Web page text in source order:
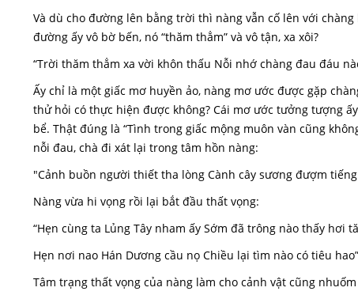
Và dù cho đường lên bằng trời thì nàng vẫn cố lên với
đường ấy vô bờ bến, nó “thăm thẳm” và vô tận, xa xôi?
“Trời thăm thẳm xa vời khôn thấu Nỗi nhớ chàng đau đáu
Ấy chỉ là một giấc mơ huyền ảo, nàng mơ ước được gặp
thử hỏi có thực hiện được không? Cái mơ ước tưởng tượng
bể. Thật đúng là “Tình trong giấc mộng muôn vàn cũng
nỗi đau, chà đi xát lại trong tâm hồn nàng:
"Cảnh buồn người thiết tha lòng Cành cây sương đượm
Nàng vừa hi vọng rồi lại bắt đầu thất vọng:
“Hẹn cùng ta Lủng Tây nham ấy Sớm đã trông nào thấy hơi
Hẹn nơi nao Hán Dương cầu nọ Chiều lại tìm nào có tiêu
Tâm trạng thất vọng của nàng làm cho cảnh vật cũng